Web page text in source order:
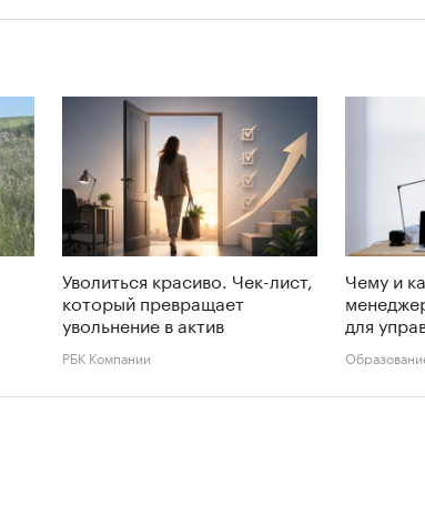
Уволиться красиво. Чек-лист,
который превращает
увольнение в актив
РБК Компании
Чему и
для